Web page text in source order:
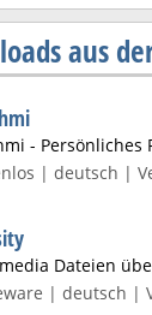
aus
- Persönliches
| deutsch |
Dateien
| deutsch |